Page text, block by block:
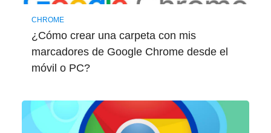
CHROME
¿Cómo crear una carpeta con mis
marcadores de Google Chrome desde el
móvil o PC?